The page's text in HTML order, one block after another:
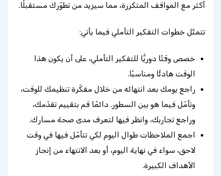
أكثر مع المواقف المتكررة، مما سيزيد من تطوّرك مستقبلًا.
تتمثّل خطوات التفكير التأملي فيما يأتي:
خصص وقتًا دوريًّا للتفكير التأملي، على أن يكون هذا
الوقت هادئًا ومناسبًا.
راجع يومك بعد انتهائه من خلال مفكّرة تنظيمك للوقت،
وتأمّل فيما هو بين السطور. دائمًا قم بتقييم تقدّمك،
وراجع تجاربك، وانظر فيها لتعرف مدى صحة مسارك.
اجمع الملاحظات طوال اليوم لكي تتأمّل فيها في وقت
لاحق، سواء في نهاية اليوم، أو بعد الانتهاء من إنجاز
الأهداف الكبيرة.